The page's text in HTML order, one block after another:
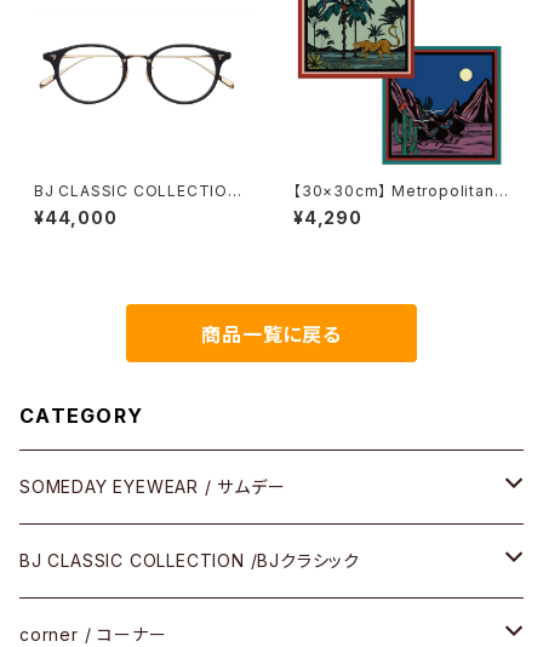
BJ CLASSIC COLLECTION
COM-510NNT BJクラシック
50
¥44,000
【30×30cm】 Metropolitan
Crossbottle メトロポリタンク
ロスボトル MCB351 / Descan
¥4,290
商品一覧に戻る
CATEGORY
SOMEDAY EYEWEAR / サムデー
メガネ
サングラス
BJ CLASSIC COLLECTION /BJクラシック
CELLULOID（CRAFTSMAN EDITION）
corner / コーナー